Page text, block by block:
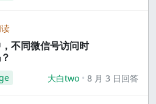
不同微信号访问时
大白two 8 月 3 日回答